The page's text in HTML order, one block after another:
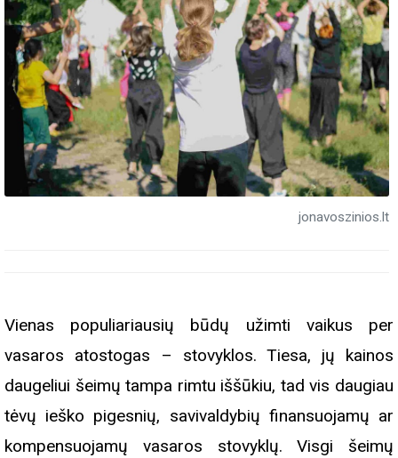
jonavoszinios.lt
Vienas populiariausių būdų užimti vaikus per
vasaros atostogas – stovyklos. Tiesa, jų kainos
daugeliui šeimų tampa rimtu iššūkiu, tad vis daugiau
tėvų ieško pigesnių, savivaldybių finansuojamų ar
kompensuojamų vasaros stovyklų. Visgi šeimų